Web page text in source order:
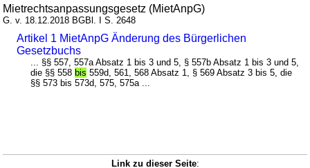
Mietrechtsanpassungsgesetz (MietAnpG)
G. v. 18.12.2018 BGBl. I S. 2648
Artikel 1 MietAnpG Änderung des Bürgerlichen
Gesetzbuchs
... §§ 557, 557a Absatz 1 bis 3 und 5, § 557b Absatz 1 bis 3 und 5,
die §§ 558 bis 559d, 561, 568 Absatz 1, § 569 Absatz 3 bis 5, die
§§ 573 bis 573d, 575, 575a ...
Link zu dieser Seite: